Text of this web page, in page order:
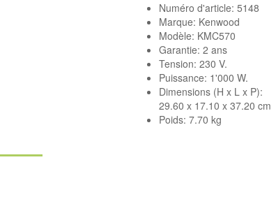
Numéro d'article: 5148
Marque: Kenwood
Modèle: KMC570
Garantie: 2 ans
Tension: 230 V.
Puissance: 1'000 W.
Dimensions (H x L x P):
29.60 x 17.10 x 37.20 cm
Poids: 7.70 kg